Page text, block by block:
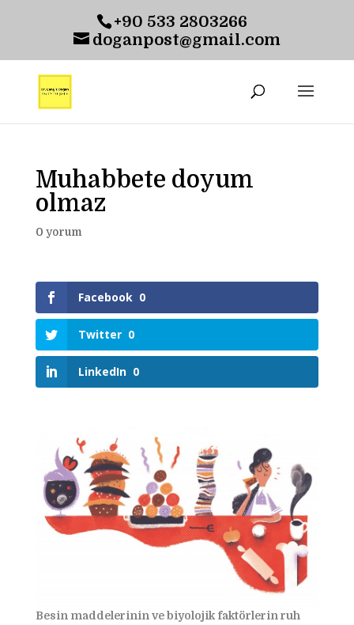
+90 533 2803266
doganpost@gmail.com
Muhabbete doyum
olmaz
0 yorum
Facebook 0
Twitter 0
LinkedIn 0
Besin maddelerinin ve biyolojik faktörlerin ruh